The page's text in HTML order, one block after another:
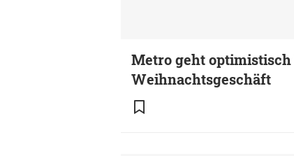
Metro geht
Weihnachtsgeschäft